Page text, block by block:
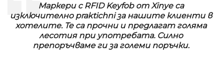
Маркери с RFID Keyfob от Xinye са
изключително praktichni за нашите клиенти в
хотелите. Те са прочни и предлагат голяма
лесотия при употребата. Силно
препоръчваме ги за големи поръчки.